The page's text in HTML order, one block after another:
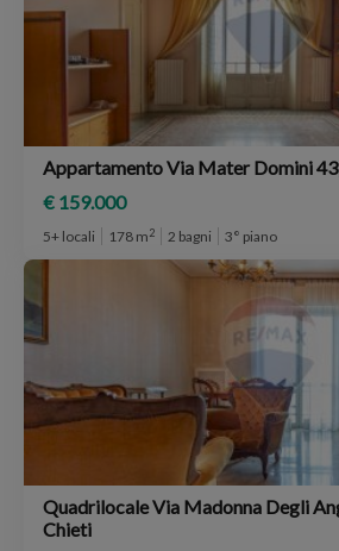
€ 159.000
5+ locali 178 m2 2 bagni 3° piano
Quadrilocale Via Madonna Degli Angeli
Chieti